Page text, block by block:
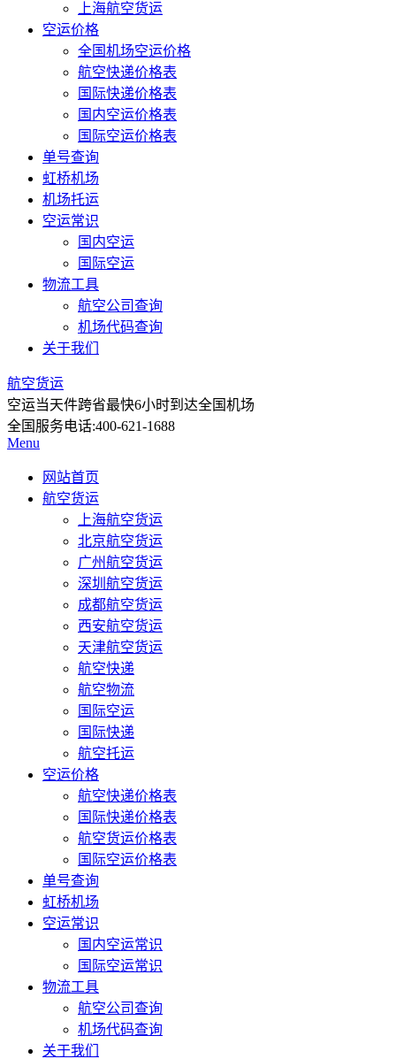
上海航空货运
空运价格
全国机场空运价格
航空快递价格表
国际快递价格表
国内空运价格表
国际空运价格表
单号查询
虹桥机场
机场托运
空运常识
国内空运
国际空运
物流工具
航空公司查询
机场代码查询
关于我们
航空货运
空运当天件跨省最快6小时到达全国机场
全国服务电话:400-621-1688
Menu
网站首页
航空货运
上海航空货运
北京航空货运
广州航空货运
深圳航空货运
成都航空货运
西安航空货运
天津航空货运
航空快递
航空物流
国际空运
国际快递
航空托运
空运价格
航空快递价格表
国际快递价格表
航空货运价格表
国际空运价格表
单号查询
虹桥机场
空运常识
国内空运常识
国际空运常识
物流工具
航空公司查询
机场代码查询
关于我们